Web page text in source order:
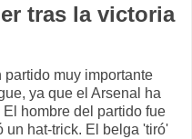
tras la victoria
muy importante
ya que el Arsenal ha
hombre del partido fue
un hat-trick. El belga 'tiró'